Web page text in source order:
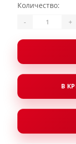
Количество:
- +
В